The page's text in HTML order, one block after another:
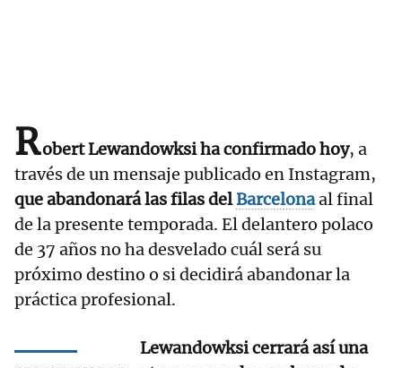
Robert Lewandowksi ha confirmado hoy, a
través de un mensaje publicado en Instagram,
que abandonará las filas delBarcelonaal final
de la presente temporada. El delantero polaco
de 37 años no ha desvelado cuál será su
próximo destino o si decidirá abandonar la
práctica profesional.
Lewandowksi cerrará así una